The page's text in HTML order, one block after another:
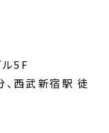
5F
西武新宿駅 徒